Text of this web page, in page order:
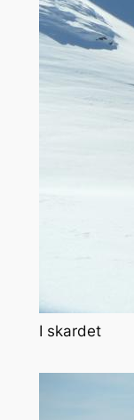
I skardet